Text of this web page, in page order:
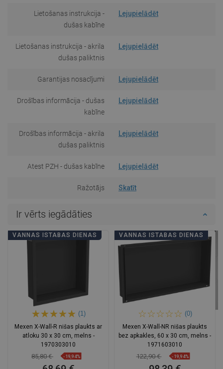
Lietošanas instrukcija -
dušas kabīne
Lejupielādēt
Lietošanas instrukcija - akrila
dušas paliktnis
Lejupielādēt
Garantijas nosacījumi Lejupielādēt
Drošības informācija - dušas
kabīne
Lejupielādēt
Drošības informācija - akrila
dušas paliktnis
Lejupielādēt
Atest PZH - dušas kabīne Lejupielādēt
Ražotājs Skatīt
Ir vērts iegādāties
VANNAS ISTABAS DIENAS
(1)
Mexen X-Wall-R nišas plaukts ar
atloku 30 x 30 cm, melns -
1970303010
85,80 € -19,94%
VANNAS ISTABAS DIENAS
(0)
Mexen X-Wall-NR nišas plaukts
bez apkakles, 60 x 30 cm, melns -
1971603010
122,90 € -19,94%